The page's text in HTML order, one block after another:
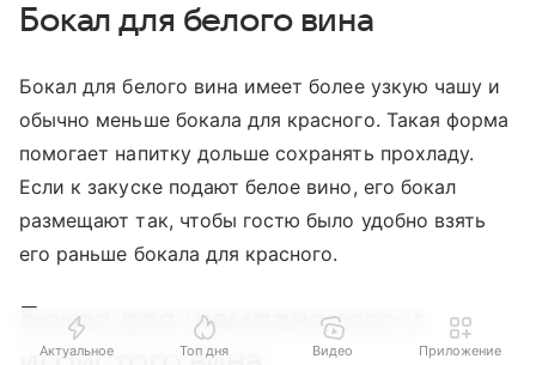
Бокал для белого вина
Бокал для белого вина имеет более узкую чашу и
обычно меньше бокала для красного. Такая форма
помогает напитку дольше сохранять прохладу.
Если к закуске подают белое вино, его бокал
размещают так, чтобы гостю было удобно взять
его раньше бокала для красного.
Бокал для шампанского и
Актуальное Топ дня Видео Приложение